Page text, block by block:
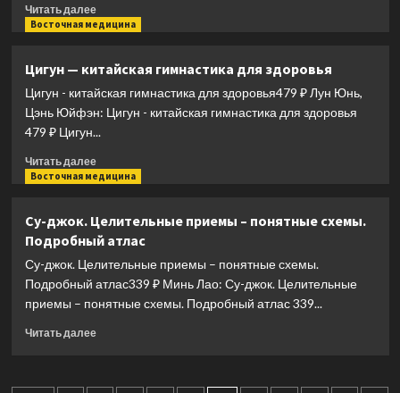
Читать далееПрочитать
больше
зрение:
Методы
естественного
Восточная медицина
Цигун — китайская гимнастика для здоровья
Цигун - китайская гимнастика для здоровья479 ₽ Лун Юнь,
Цэнь Юйфэн: Цигун - китайская гимнастика для здоровья
479 ₽ Цигун...
Читать далееПрочитать
больше
—
китайская
гимнастика
Восточная медицина
Су-джок. Целительные приемы – понятные схемы.
Подробный атлас
Су-джок. Целительные приемы – понятные схемы.
Подробный атлас339 ₽ Минь Лао: Су-джок. Целительные
приемы – понятные схемы. Подробный атлас 339...
Читать далееПрочитать